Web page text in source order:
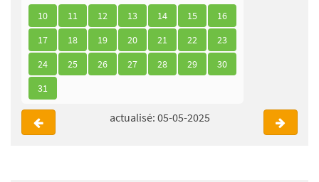
10
11 12 13 14 15
16
17
18 19 20 21 22
23
24
25 26 27 28 29
30
31
actualisé: 05-05-2025